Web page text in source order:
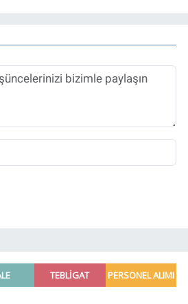
ve Ekonomi Editörü olarak